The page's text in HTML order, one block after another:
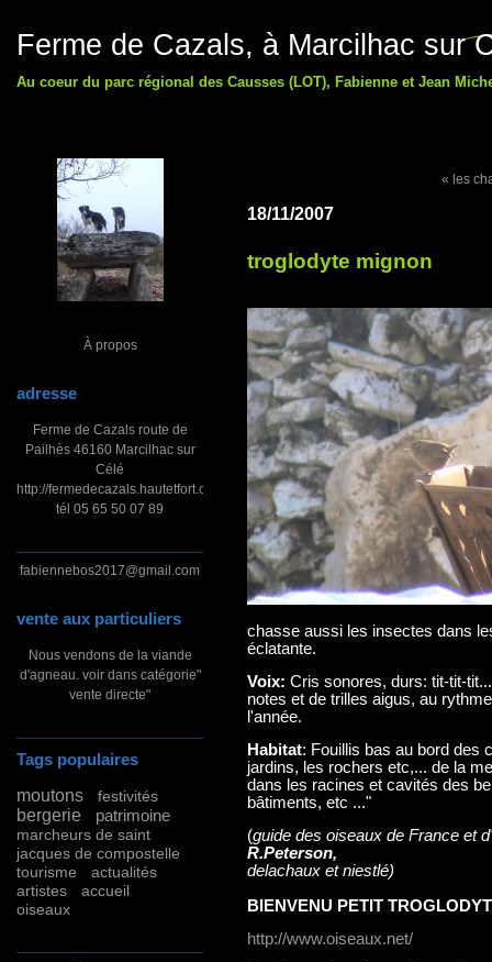
Ferme de Cazals, à Marcilhac sur
Au coeur du parc régional des Causses (LOT), Fabienne et Jean
À propos
adresse
Ferme de Cazals route de
Pailhès 46160 Marcilhac sur
Célé
http://fermedecazals.hautetfort.com
tél 05 65 50 07 89
fabiennebos2017@gmail.com
vente aux particuliers
Nous vendons de la viande
d'agneau. voir dans catégorie"
vente directe"
Tags populaires
moutons festivités
bergerie patrimoine
marcheurs de saint
jacques de compostelle
tourisme
actualités
artistes
accueil
oiseaux
« les
18/11/2007
troglodyte mignon
chasse aussi les insectes dans
éclatante.
Voix: Cris sonores, durs: tit-tit-
notes et de trilles aigus, au
l'année.
Habitat: Fouillis bas au bord des
jardins, les rochers etc,... de la
dans les racines et cavités des
bâtiments, etc ..."
(guide des oiseaux de France et
R.Peterson,
delachaux et niestlé)
BIENVENU PETIT
http://www.oiseaux.net/